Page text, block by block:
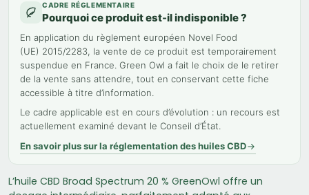
CADRE RÉGLEMENTAIRE
Pourquoi ce produit est-il indisponible ?
En application du règlement européen Novel Food
(UE) 2015/2283, la vente de ce produit est temporairement
suspendue en France. Green Owl a fait le choix de le retirer
de la vente sans attendre, tout en conservant cette fiche
accessible à titre d’information.
Le cadre applicable est en cours d’évolution : un recours est
actuellement examiné devant le Conseil d’État.
En savoir plus sur la réglementation des huiles CBD
L’huile CBD Broad Spectrum 20 % GreenOwl offre un